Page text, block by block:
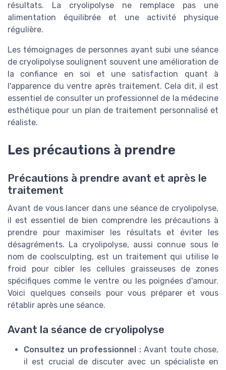
résultats. La cryolipolyse ne remplace pas une
alimentation équilibrée et une activité physique
régulière.
Les témoignages de personnes ayant subi une séance
de cryolipolyse soulignent souvent une amélioration de
la confiance en soi et une satisfaction quant à
l'apparence du ventre après traitement. Cela dit, il est
essentiel de consulter un professionnel de la médecine
esthétique pour un plan de traitement personnalisé et
réaliste.
Les précautions à prendre
Précautions à prendre avant et après le
traitement
Avant de vous lancer dans une séance de cryolipolyse,
il est essentiel de bien comprendre les précautions à
prendre pour maximiser les résultats et éviter les
désagréments. La cryolipolyse, aussi connue sous le
nom de coolsculpting, est un traitement qui utilise le
froid pour cibler les cellules graisseuses de zones
spécifiques comme le ventre ou les poignées d'amour.
Voici quelques conseils pour vous préparer et vous
rétablir après une séance.
Avant la séance de cryolipolyse
Consultez un professionnel :Avant toute chose,
il est crucial de discuter avec un spécialiste en